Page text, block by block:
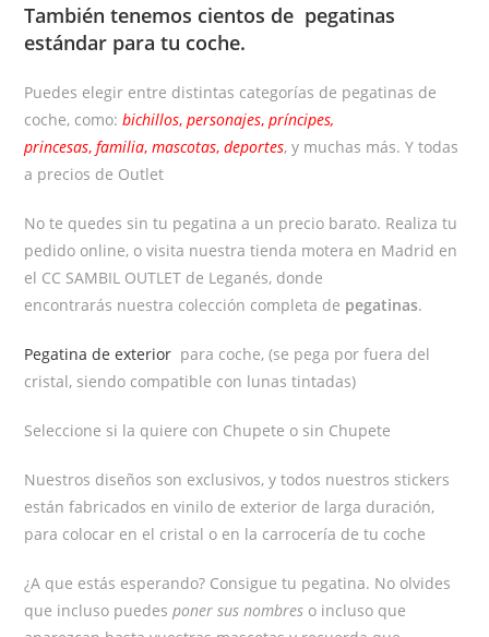
También tenemos cientos de pegatinas
estándar para tu coche.
Puedes elegir entre distintas categorías de pegatinas de
coche, como:bichillos,personajes,príncipes,
princesas,familia,mascotas,deportes, y muchas más. Y todas
a precios de Outlet
No te quedes sin tu pegatina a un precio barato. Realiza tu
pedido online, o visita nuestra tienda motera en Madrid en
el CC SAMBIL OUTLET de Leganés, donde
encontrarás nuestra colección completa de pegatinas.
Pegatina de exterior para coche, (se pega por fuera del
cristal, siendo compatible con lunas tintadas)
Seleccione si la quiere con Chupete o sin Chupete
Nuestros diseños son exclusivos, y todos nuestros stickers
están fabricados en vinilo de exterior de larga duración,
para colocar en el cristal o en la carrocería de tu coche
¿A que estás esperando? Consigue tu pegatina. No olvides
que incluso puedesponer sus nombres o incluso que